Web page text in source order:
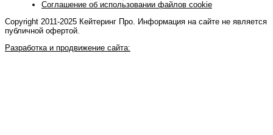
Соглашение об использовании файлов cookie
Copyright 2011-2025 Кейтеринг Про. Информация на сайте не является
публичной офертой.
Разработка и продвижение сайта: